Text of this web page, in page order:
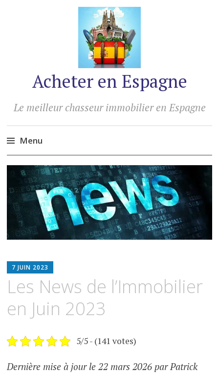
Acheter en Espagne
Le meilleur chasseur immobilier en Espagne
Menu
Accéder
au
contenu
7 JUIN 2023
Les News de l’Immobilier
en Juin 2023
5/5 - (141 votes)
Dernière mise à jour le 22 mars 2026 par Patrick